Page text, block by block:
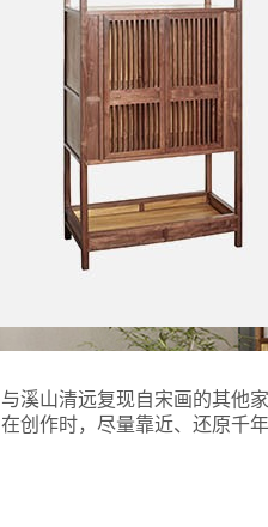
与溪山清远复现自宋画的其他
在创作时，尽量靠近、还原千